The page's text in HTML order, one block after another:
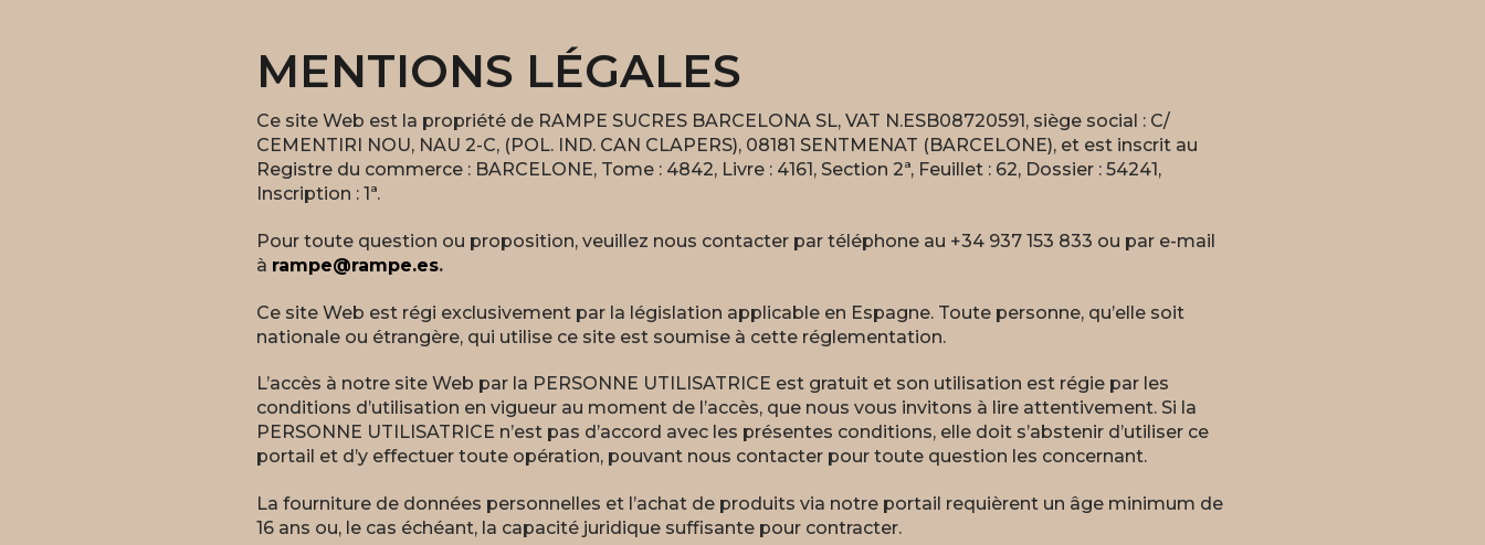
MENTIONS LÉGALES
Ce site Web est la propriété de RAMPE SUCRES BARCELONA SL, VAT N.ESB08720591, siège social : C/
CEMENTIRI NOU, NAU 2-C, (POL. IND. CAN CLAPERS), 08181 SENTMENAT (BARCELONE), et est inscrit au
Registre du commerce : BARCELONE, Tome : 4842, Livre : 4161, Section 2ª, Feuillet : 62, Dossier : 54241,
Inscription : 1ª.
Pour toute question ou proposition, veuillez nous contacter par téléphone au +34 937 153 833 ou par e-mail
à rampe@rampe.es.
Ce site Web est régi exclusivement par la législation applicable en Espagne. Toute personne, qu’elle soit
nationale ou étrangère, qui utilise ce site est soumise à cette réglementation.
L’accès à notre site Web par la PERSONNE UTILISATRICE est gratuit et son utilisation est régie par les
conditions d’utilisation en vigueur au moment de l’accès, que nous vous invitons à lire attentivement. Si la
PERSONNE UTILISATRICE n’est pas d’accord avec les présentes conditions, elle doit s’abstenir d’utiliser ce
portail et d’y effectuer toute opération, pouvant nous contacter pour toute question les concernant.
La fourniture de données personnelles et l’achat de produits via notre portail requièrent un âge minimum de
16 ans ou, le cas échéant, la capacité juridique suffisante pour contracter.